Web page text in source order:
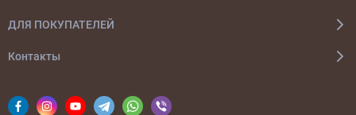
ДЛЯ ПОКУПАТЕЛЕЙ
Контакты